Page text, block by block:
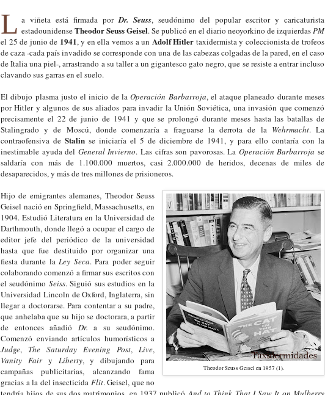
L a viñeta está firmada porDr. Seuss, seudónimo del popular escritor y caricaturista
estadounidenseTheodor Seuss Geisel. Se publicó en el diario neoyorkino de izquierdasPM
el 25 de junio de 1941, y en ella vemos a un Adolf Hitler taxidermista y coleccionista de trofeos
de caza -cada país invadido se corresponde con una de las cabezas colgadas de la pared, en el caso
de Italia una piel-, arrastrando a su taller a un gigantesco gato negro, que se resiste a entrar incluso
clavando sus garras en el suelo.
El dibujo plasma justo el inicio de laOperación Barbarroja, el ataque planeado durante meses
por Hitler y algunos de sus aliados para invadir la Unión Soviética, una invasión que comenzó
precisamente el 22 de junio de 1941 y que se prolongó durante meses hasta las batallas de
Stalingrado y de Moscú, donde comenzaría a fraguarse la derrota de la Wehrmacht. La
contraofensiva de Stalinse iniciaría el 5 de diciembre de 1941, y para ello contaría con la
inestimable ayuda del General Invierno. Las cifras son pavorosas. La Operación Barbarroja se
saldaría con más de 1.100.000 muertos, casi 2.000.000 de heridos, decenas de miles de
desaparecidos, y más de tres millones de prisioneros.
Theodor Seuss Geisel en 1957 (1).
Hijo de emigrantes alemanes, Theodor Seuss
Geisel nació en Springfield, Massachusetts, en
1904. Estudió Literatura en la Universidad de
Darthmouth, donde llegó a ocupar el cargo de
editor jefe del periódico de la universidad
hasta que fue destituido por organizar una
fiesta durante laLey Seca.Para poder seguir
colaborando comenzó a firmar sus escritos con
el seudónimo Seiss. Siguió sus estudios en la
Universidad Lincoln de Oxford, Inglaterra, sin
llegar a doctorarse. Para contentar a su padre,
que anhelaba que su hijo se doctorara, a partir
de entonces añadió Dr. a su seudónimo.
Comenzó enviando artículos humorísticos a
Judge, The Saturday Evening Post, Live,
Vanity Fairy Liberty, y dibujando para
campañas publicitarias, alcanzando fama
gracias a la del insecticida Flit. Geisel, que no